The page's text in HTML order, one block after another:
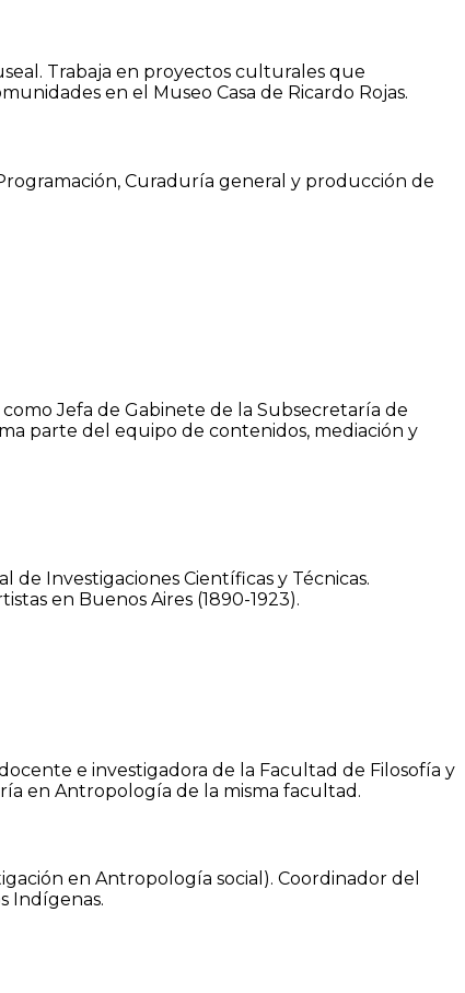
Trabaja en proyectos culturales que
en el Museo Casa de Ricardo Rojas.
Curaduría general y producción de
Jefa de Gabinete de la Subsecretaría de
parte del equipo de contenidos, mediación y
de Investigaciones Científicas y Técnicas.
en Buenos Aires (1890-1923).
e investigadora de la Facultad de Filosofía y
en Antropología de la misma facultad.
en Antropología social). Coordinador del
Indígenas.